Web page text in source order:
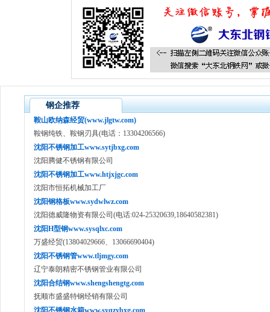
钢企推荐
鞍山欧纳森经贸(www.jlgtw.com)
鞍钢纯铁、鞍钢刃具(电话：13304206566)
沈阳不锈钢加工www.sytjbxg.com
沈阳腾健不锈钢有限公司
沈阳不锈钢加工www.htjxjgc.com
沈阳市恒拓机械加工厂
沈阳钢格板www.sydwlwz.com
沈阳德威隆物资有限公司(电话:024-25320639,18640582381)
沈阳H型钢www.sysqlxc.com
万盛经贸(13804029666、13066690404)
沈阳不锈钢管www.tljmgy.com
辽宁泰朗精密不锈钢管业有限公司
沈阳合结钢www.shengshengtg.com
抚顺市盛盛特钢经销有限公司
沈阳不锈钢水箱www.syqzybxg.com